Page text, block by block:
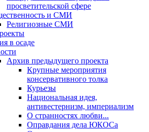
просветительской сфере
и СМИ
Религиозные СМИ
в осаде
Архив предыдущего проекта
Крупные мероприятия
консервативного толка
Курьезы
Национальная идея,
антивестернизм, империализм
О странностях любви...
Оправдания дела ЮКОСа